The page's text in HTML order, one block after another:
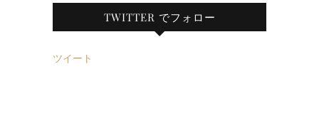
TWITTER でフォロー
ツイート